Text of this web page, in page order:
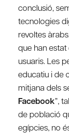
conclusió,
tecnologies
revoltes
que han estat
usuaris. Les
educatiu i de
mitjana dels
Facebook”,
de població
egípcies, no